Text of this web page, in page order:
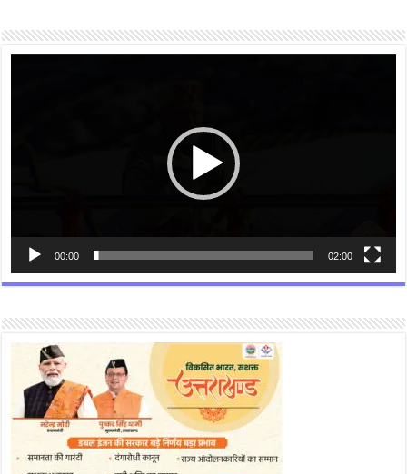
00:00 02:00